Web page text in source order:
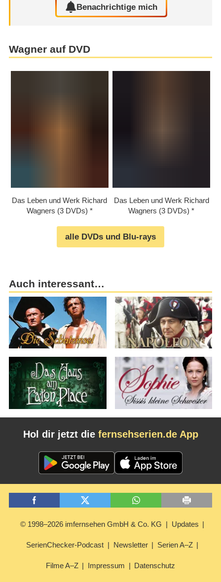
Benachrichtige mich
Wagner auf DVD
Das Leben und Werk Richard
Wagners (3 DVDs)
Das Leben und Werk Richard
Wagners (3 DVDs)
alle DVDs und Blu-rays
Auch interessant…
Hol dir jetzt die fernsehserien.de App
© 1998–2026 imfernsehen GmbH & Co. KG Updates
SerienChecker-Podcast Newsletter Serien A–Z
Filme A–Z Impressum Datenschutz